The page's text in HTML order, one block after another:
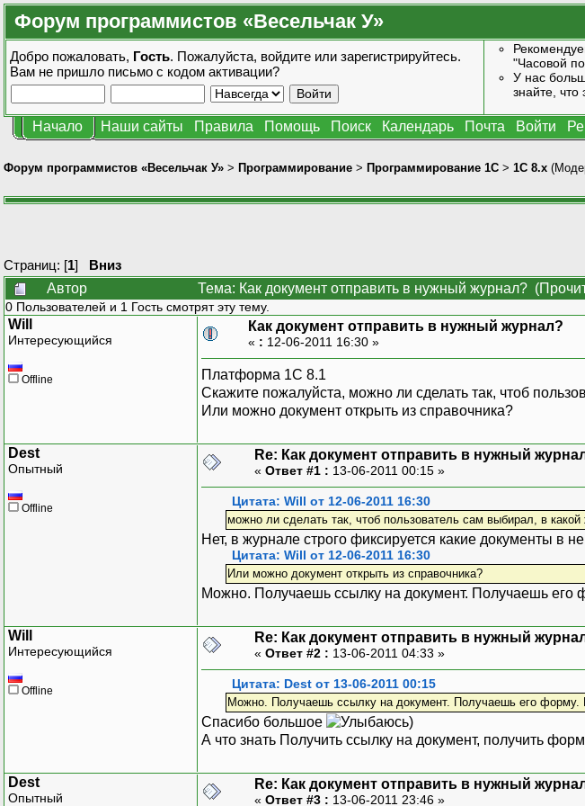
Форум программистов «Весельчак У»
Добро пожаловать, Гость. Пожалуйста, войдите или зарегистрируйтесь.
Вам не пришло письмо с кодом активации?
"Часовой
У нас
знайте,
Начало Наши сайты Правила Помощь Поиск Календарь Почта Войти
Форум программистов «Весельчак У» > Программирование > Программирование 1С > 1С 8.x
Страниц: [1] Вниз
Автор
Тема: Как документ отправить в нужный журнал?
0 Пользователей и 1 Гость смотрят эту тему.
Will
Интересующийся
Offline
Как документ отправить в нужный журнал?
« : 12-06-2011 16:30 »
Платформа 1С 8.1
Скажите пожалуйста, можно ли сделать так, чтоб
Или можно документ открыть из справочника?
Dest
Опытный
Offline
Re: Как документ отправить в нужный
« Ответ #1 : 13-06-2011 00:15 »
Цитата: Will от 12-06-2011 16:30
можно ли сделать так, чтоб пользователь сам выбирал, в
Нет, в журнале строго фиксируется какие документы в
Цитата: Will от 12-06-2011 16:30
Или можно документ открыть из справочника?
Можно. Получаешь ссылку на документ. Получаешь его
Will
Интересующийся
Offline
Re: Как документ отправить в нужный
« Ответ #2 : 13-06-2011 04:33 »
Цитата: Dest от 13-06-2011 00:15
Можно. Получаешь ссылку на документ. Получаешь его форму.
Спасибо большое
)
А что знать Получить ссылку на документ, получить
Dest
Опытный
Re: Как документ отправить в нужный
« Ответ #3 : 13-06-2011 23:46 »